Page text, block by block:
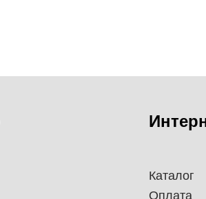
Каталог
Оплата